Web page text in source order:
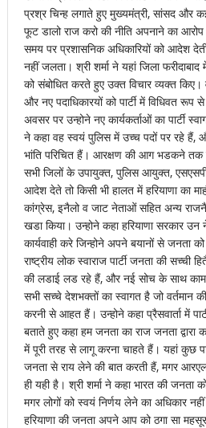
प्रश्र चिन्ह लगाते हुए मुख्यमंत्री, सांसद और
फूट डालो राज करो की नीति अपनाने का
समय पर प्रशासनिक अधिकारियों को आदेश
नहीं जलता। श्री शर्मा ने यहां जिला
को संबोधित करते हुए उक्त विचार व्यक्त किए।
और नए पदाधिकारयों को पार्टी में विधिवत
अवसर पर उन्होने नए कार्यकर्ताओं का पार्टी
ने कहा वह स्वयं पुलिस में उच्च पदों पर रहे हैं,
भांति परिचित हैं। आरक्षण की आग भडकने
सभी जिलों के उपायुक्त, पुलिस आयुक्त,
आदेश देते तो किसी भी हालत में हरियाणा का
कांग्रेस, इनैलो व जाट नेताओं सहित अन्य
खडा किया। उन्होने कहा हरियाणा सरकार
कार्यवाही करे जिन्होने अपने बयानों से जनता
राष्ट्रीय लोक स्वाराज पार्टी जनता की सच्ची
की लडाई लड रहे हैं, और नई सोच के साथ
सभी सच्चे देशभक्तों का स्वागत है जो वर्तमान
करनी से आहत हैं। उन्होने कहा प्रैसवार्ता में
बताते हुए कहा हम जनता का राज जनता
में पूरी तरह से लागू करना चाहते हैं। यहां कुछ
जनता से राय लेने की बात करती हैं, मगर
ही यही है। श्री शर्मा ने कहा भारत की जनता
मगर लोगों को स्वयं निर्णय लेने का अधिकार
हरियाणा की जनता अपने आप को ठगा सा